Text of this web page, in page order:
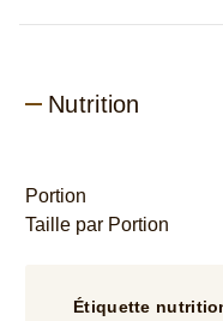
Nutrition
Portion
Taille par Portion
Étiquette